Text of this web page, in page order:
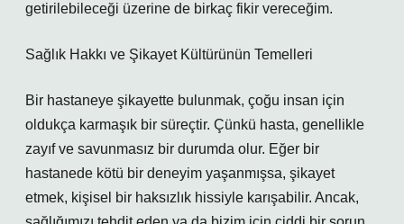
getirilebileceği üzerine de birkaç fikir vereceğim.
Sağlık Hakkı ve Şikayet Kültürünün Temelleri
Bir hastaneye şikayette bulunmak, çoğu insan için
oldukça karmaşık bir süreçtir. Çünkü hasta, genellikle
zayıf ve savunmasız bir durumda olur. Eğer bir
hastanede kötü bir deneyim yaşanmışsa, şikayet
etmek, kişisel bir haksızlık hissiyle karışabilir. Ancak,